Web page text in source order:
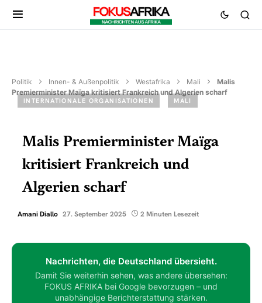
Politik Innen- & Außenpolitik Westafrika Mali
Malis
Premierminister Maïga kritisiert Frankreich und Algerien scharf
INTERNATIONALE ORGANISATIONEN MALI
Malis Premierminister Maïga
kritisiert Frankreich und
Algerien scharf
Amani Diallo 27. September 2025 2 Minuten Lesezeit
Nachrichten, die Deutschland übersieht.
Damit Sie weiterhin sehen, was andere übersehen:
FOKUS AFRIKA bei Google bevorzugen – und
unabhängige Berichterstattung stärken.